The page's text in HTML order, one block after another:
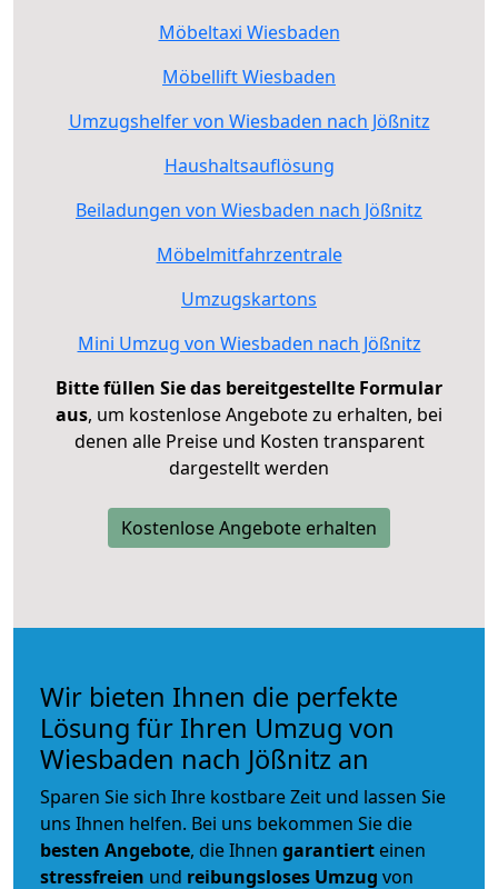
Möbeltaxi Wiesbaden
Möbellift Wiesbaden
Umzugshelfer von Wiesbaden nach Jößnitz
Haushaltsauflösung
Beiladungen von Wiesbaden nach Jößnitz
Möbelmitfahrzentrale
Umzugskartons
Mini Umzug von Wiesbaden nach Jößnitz
Bitte füllen Sie das bereitgestellte Formular
aus, um kostenlose Angebote zu erhalten, bei
denen alle Preise und Kosten transparent
dargestellt werden
Kostenlose Angebote erhalten
Wir bieten Ihnen die perfekte
Lösung für Ihren Umzug von
Wiesbaden nach Jößnitz an
Sparen Sie sich Ihre kostbare Zeit und lassen Sie
uns Ihnen helfen. Bei uns bekommen Sie die
besten Angebote, die Ihnen garantiert einen
stressfreien und reibungsloses Umzug von